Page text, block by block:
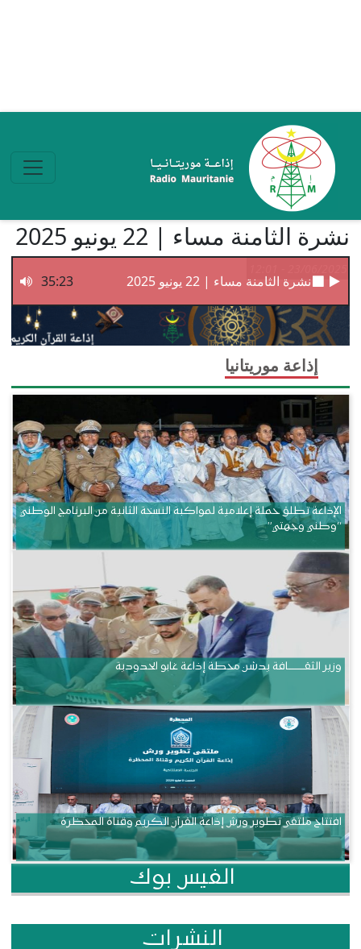
نشرة الثامنة مساء | 22 يونيو 2025
نشرة الثامنة مساء | 22 يونيو 2025 35:23
إذاعة موريتانيا
الإذاعة تطلق حملة إعلامية لمواكبة النسخة الثانية من البرنامج الوطني
“وطني وجهتي”
وزير الثقــــــــــافة يدشن محطة إذاعة غابو الحدودية
افتتاح ملتقى تطوير ورش إذاعة القرآن الكريم وقناة المحظرة
الفيس بوك
النشرات